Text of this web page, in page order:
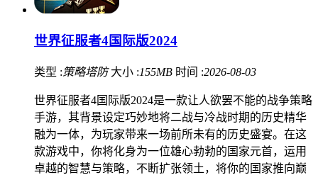
世界征服者4国际版2024
类型 : 策略塔防 大小 :155MB 时间 :2026-08-03
世界征服者4国际版2024是一款让人欲罢不能的战争策略
手游，其背景设定巧妙地将二战与冷战时期的历史精华
融为一体，为玩家带来一场前所未有的历史盛宴。在这
款游戏中，你将化身为一位雄心勃勃的国家元首，运用
卓越的智慧与策略，不断扩张领土，将你的国家推向巅